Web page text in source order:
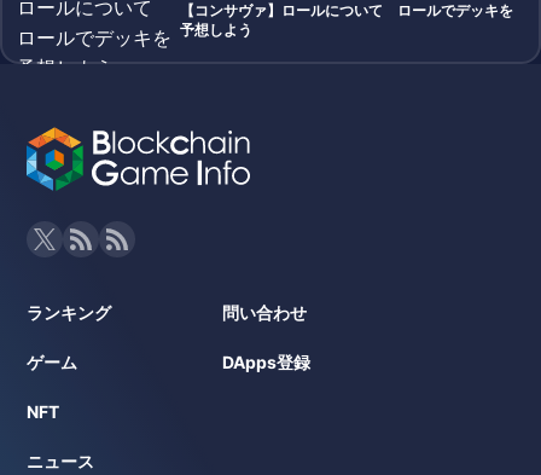
【コンサヴァ】ロールについて ロールでデッキを
予想しよう
ランキング
ゲーム
NFT
ニュース
問い合わせ
DApps登録